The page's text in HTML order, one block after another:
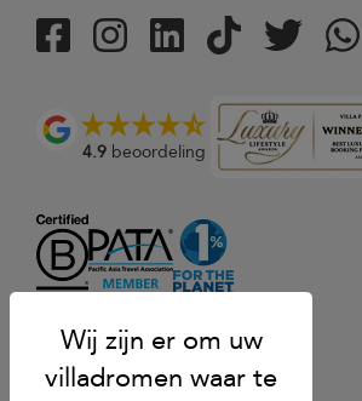
4.9 beoordeling